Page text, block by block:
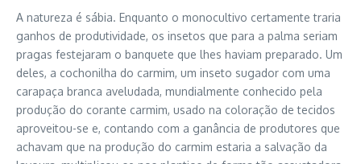
A natureza é sábia. Enquanto o monocultivo certamente traria
ganhos de produtividade, os insetos que para a palma seriam
pragas festejaram o banquete que lhes haviam preparado. Um
deles, a cochonilha do carmim, um inseto sugador com uma
carapaça branca aveludada, mundialmente conhecido pela
produção do corante carmim, usado na coloração de tecidos
aproveitou-se e, contando com a ganância de produtores que
achavam que na produção do carmim estaria a salvação da